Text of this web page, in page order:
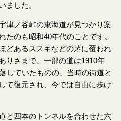
ました。
津ノ谷峠の東海道が見つかり案
たのも昭和40年代のことです。
どあるススキなどの茅に覆われ
りさまで、一部の道は1910年
していたものの、当時の街道と
て復元され、今では自由に歩け
と四本のトンネルを合わせた六